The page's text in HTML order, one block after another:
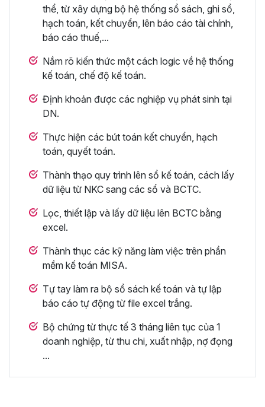
thể, từ xây dựng bộ hệ thống sổ sách, ghi sổ,
hạch toán, kết chuyển, lên báo cáo tài chính,
báo cáo thuế,...
Nắm rõ kiến thức một cách logic về hệ thống
kế toán, chế độ kế toán.
Định khoản được các nghiệp vụ phát sinh tại
DN.
Thực hiện các bút toán kết chuyển, hạch
toán, quyết toán.
Thành thạo quy trình lên sổ kế toán, cách lấy
dữ liệu từ NKC sang các sổ và BCTC.
Lọc, thiết lập và lấy dữ liệu lên BCTC bằng
excel.
Thành thục các kỹ năng làm việc trên phần
mềm kế toán MISA.
Tự tay làm ra bộ sổ sách kế toán và tự lập
báo cáo tự động từ file excel trắng.
Bộ chứng từ thực tế 3 tháng liên tục của 1
doanh nghiệp, từ thu chi, xuất nhập, nợ đọng
...